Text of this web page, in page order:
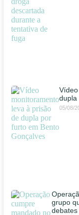
dupla
05/08/
grupo